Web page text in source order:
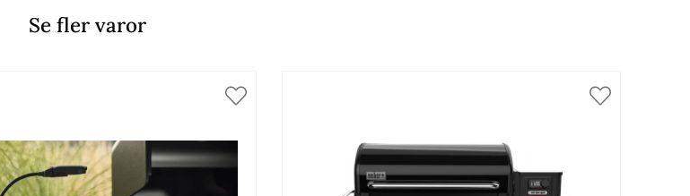
Se fler varor